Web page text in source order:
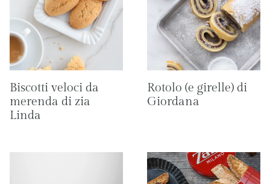
Biscotti veloci da
merenda di zia
Linda
Rotolo (e girelle) di
Giordana